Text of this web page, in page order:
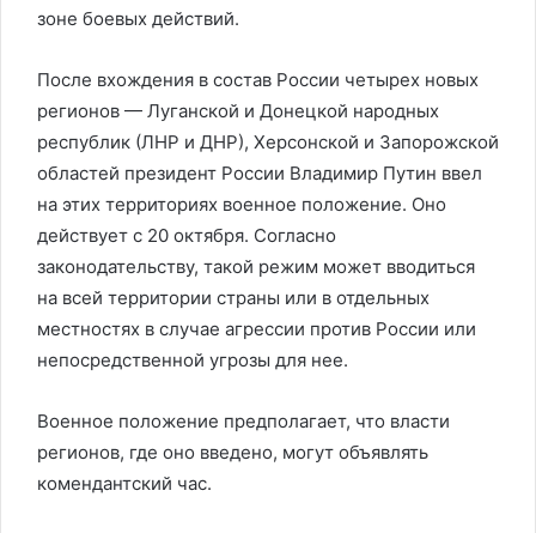
зоне боевых действий.
После вхождения в состав России четырех новых
регионов — Луганской и Донецкой народных
республик (ЛНР и ДНР), Херсонской и Запорожской
областей президент России Владимир Путин ввел
на этих территориях военное положение. Оно
действует с 20 октября. Согласно
законодательству, такой режим может вводиться
на всей территории страны или в отдельных
местностях в случае агрессии против России или
непосредственной угрозы для нее.
Военное положение предполагает, что власти
регионов, где оно введено, могут объявлять
комендантский час.